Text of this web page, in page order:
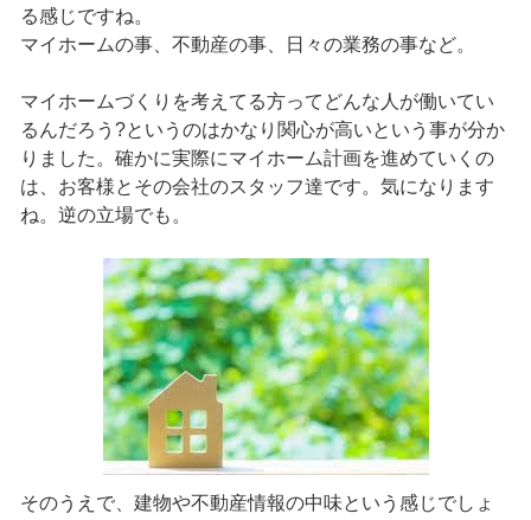
る感じですね。
マイホームの事、不動産の事、日々の業務の事など。
マイホームづくりを考えてる方ってどんな人が働いてい
るんだろう?というのはかなり関心が高いという事が分か
りました。確かに実際にマイホーム計画を進めていくの
は、お客様とその会社のスタッフ達です。気になります
ね。逆の立場でも。
そのうえで、建物や不動産情報の中味という感じでしょ